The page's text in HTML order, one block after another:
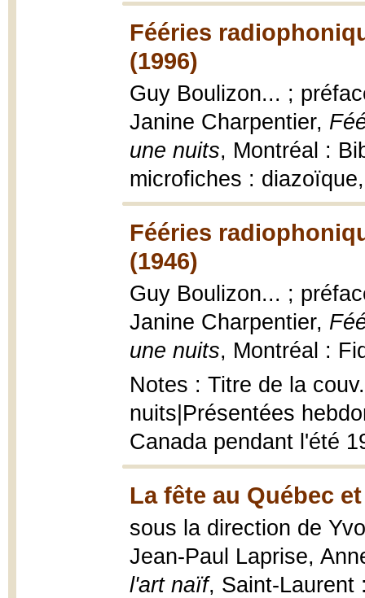
Fééries
(1996)
Guy Boulizon... ;
Janine Charpentier,
une nuits, Montréal :
microfiches :
Fééries
(1946)
Guy Boulizon... ;
Janine Charpentier,
une nuits, Montréal :
Notes : Titre de la
nuits|Présentées
Canada pendant l'été
La fête au Québec
sous la direction de
Jean-Paul Laprise,
l'art naïf, Saint-Laurent